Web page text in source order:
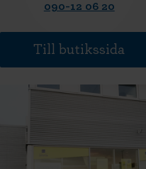
090-12 06 20
Till butikssida